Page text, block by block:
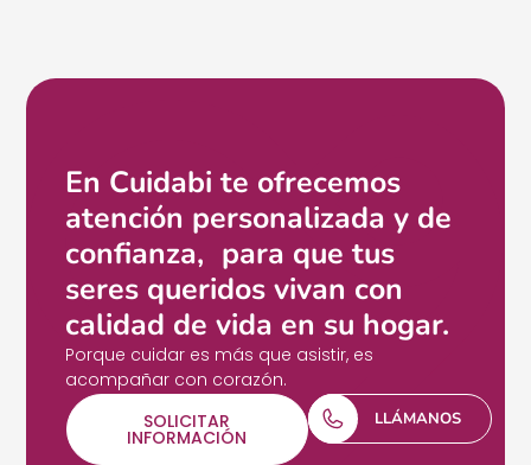
En Cuidabi te ofrecemos
atención personalizada y de
confianza, para que tus
seres queridos vivan con
calidad de vida en su hogar.
Porque cuidar es más que asistir, es
acompañar con corazón.
SOLICITAR
INFORMACIÓN
LLÁMANOS